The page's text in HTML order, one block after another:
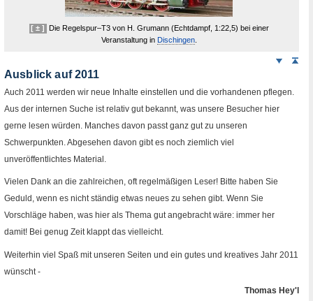
[ ± ] Die Regelspur–T3von H. Grumann (Echtdampf, 1 :22,5) bei einer
Veranstaltung in Dischingen.
Weiter
Ausblick auf 2011
Auch 2011 werden wir neue Inhalte einstellen und die vorhandenen pflegen.
Aus der internen Suche ist relativ gut bekannt, was unsere Besucher hier
gerne lesen würden. Manches davon passt ganz gut zu unseren
Schwerpunkten. Abgesehen davon gibt es noch ziemlich viel
unveröffentlichtes Material.
Vielen Dank an die zahlreichen, oft regelmäßigen Leser! Bitte haben Sie
Geduld, wenn es nicht ständig etwas neues zu sehen gibt. Wenn Sie
Vorschläge haben, was hier als Thema gut angebracht wäre: immer her
damit! Bei genug Zeit klappt das vielleicht.
Weiterhin viel Spaß mit unseren Seiten und ein gutes und kreatives Jahr 2011
wünscht -
Thomas Hey'l